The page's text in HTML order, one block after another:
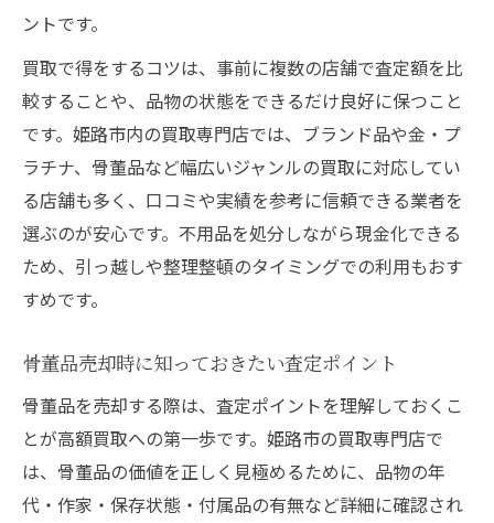
ントです。
買取で得をするコツは、事前に複数の店舗で査定額を比
較することや、品物の状態をできるだけ良好に保つこと
です。姫路市内の買取専門店では、ブランド品や金・プ
ラチナ、骨董品など幅広いジャンルの買取に対応してい
る店舗も多く、口コミや実績を参考に信頼できる業者を
選ぶのが安心です。不用品を処分しながら現金化できる
ため、引っ越しや整理整頓のタイミングでの利用もおす
すめです。
骨董品売却時に知っておきたい査定ポイント
骨董品を売却する際は、査定ポイントを理解しておくこ
とが高額買取への第一歩です。姫路市の買取専門店で
は、骨董品の価値を正しく見極めるために、品物の年
代・作家・保存状態・付属品の有無など詳細に確認され